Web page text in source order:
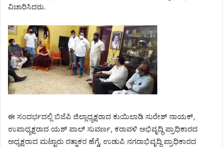
ವಿಚಾರಿಸಿದರು.
ಈ ಸಂದರ್ಭದಲ್ಲಿ ಬಿಜೆಪಿ ಜಿಲ್ಲಾಧ್ಯಕ್ಷರಾದ ಕುಯಿಲಾಡಿ ಸುರೇಶ್ ನಾಯಕ್,
ಉಪಾಧ್ಯಕ್ಷರಾದ ಯಶ್ ಪಾಲ್ ಸುವರ್ಣ, ಕರಾವಳಿ ಅಭಿವೃದ್ಧಿ ಪ್ರಾಧಿಕಾರದ
ಅಧ್ಯಕ್ಷರಾದ ಮಟ್ಟಾರು ರತ್ನಾಕರ ಹೆಗ್ಡೆ, ಉಡುಪಿ ನಗರಾಭಿವೃದ್ಧಿ ಪ್ರಾಧಿಕಾರದ